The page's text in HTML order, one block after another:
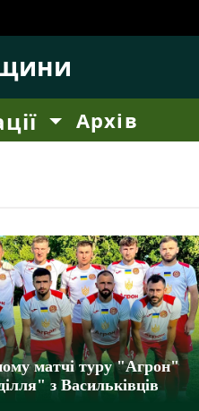
Архів
матчі туру "Агрон"
з Васильківців